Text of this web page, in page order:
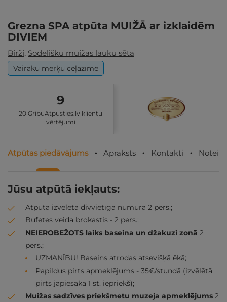
Grezna SPA atpūta MUIŽĀ ar izklaidēm
DIVIEM
Birži, Sodelišku muižas lauku sēta
Vairāku mērķu ceļazīme
9
20 GribuAtpusties.lv klientu
vērtējumi
Atpūtas piedāvājums Apraksts Kontakti
Jūsu atpūtā iekļauts:
Atpūta izvēlētā divvietīgā numurā 2 pers.;
Bufetes veida brokastis - 2 pers.;
NEIEROBEŽOTS laiks baseina un džakuzi zonā 2
pers.;
UZMANĪBU! Baseins atrodas atsevišķā ēkā;
Papildus pirts apmeklējums - 35€/stundā (izvēlētā
pirts jāpiesaka 1 st. iepriekš);
Muižas sadzīves priekšmetu muzeja apmeklējums 2